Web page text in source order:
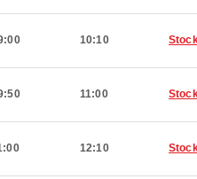
10:10
11:00
12:10